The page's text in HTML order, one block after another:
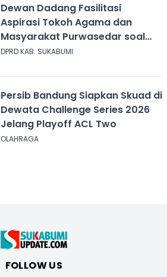
Dewan Dadang Fasilitasi
Aspirasi Tokoh Agama dan
Masyarakat Purwasedar soal
Penolakan Konser Reggae
DPRD KAB. SUKABUMI
Persib Bandung Siapkan Skuad di
Dewata Challenge Series 2026
Jelang Playoff ACL Two
OLAHRAGA
FOLLOW US